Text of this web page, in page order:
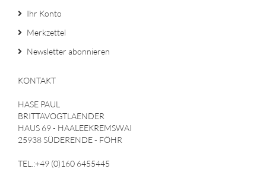
Ihr Konto
Merkzettel
Newsletter abonnieren
KONTAKT
HASE PAUL
BRITTAVOGTLAENDER
HAUS 69 - HAALEEKREMSWAI
25938 SÜDERENDE - FÖHR
TEL.:+49 (0)160 6455445